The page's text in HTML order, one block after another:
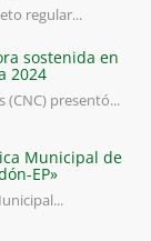
regular...
sostenida en
2024
(CNC) presentó...
Municipal de
EP»